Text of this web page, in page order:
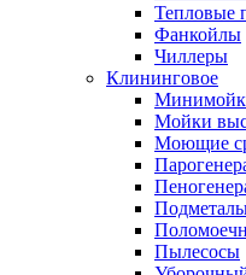
Тепловые
Фанкойлы
Чиллеры
Клининговое
Мойки
Моющие
Пылесосы